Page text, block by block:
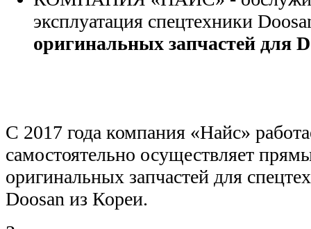
эксплуатация спецтехники
оригинальных запчастей для
С 2017 года компания «Найс»
самостоятельно осуществляет
оригинальных запчастей для
Doosan из Кореи.